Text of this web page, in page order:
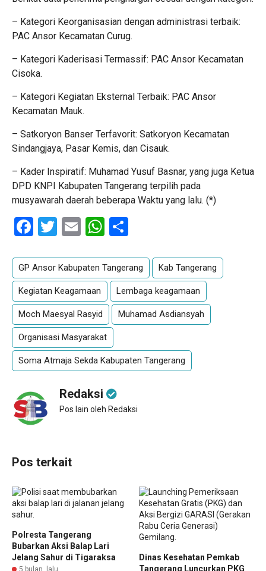
– Kategori Keorganisasian dengan administrasi terbaik:
PAC Ansor Kecamatan Curug.
– Kategori Kaderisasi Termassif: PAC Ansor Kecamatan
Cisoka.
– Kategori Kegiatan Eksternal Terbaik: PAC Ansor
Kecamatan Mauk.
– Satkoryon Banser Terfavorit: Satkoryon Kecamatan
Sindangjaya, Pasar Kemis, dan Cisauk.
– Kader Inspiratif: Muhamad Yusuf Basnar, yang juga Ketua
DPD KNPI Kabupaten Tangerang terpilih pada
musyawarah daerah beberapa Waktu yang lalu. (*)
Facebook
Twitter
EmailWhatsApp
GP Ansor Kabupaten Tangerang Kab Tangerang
Kegiatan Keagamaan Lembaga keagamaan
Moch Maesyal Rasyid Muhamad Asdiansyah
Organisasi Masyarakat
Soma Atmaja Sekda Kabupaten Tangerang
Redaksi
Pos lain oleh Redaksi
Pos terkait
Polresta Tangerang
Bubarkan Aksi Balap Lari
Jelang Sahur di Tigaraksa
5 bulan lalu
Dinas Kesehatan Pemkab
Tangerang Luncurkan PKG